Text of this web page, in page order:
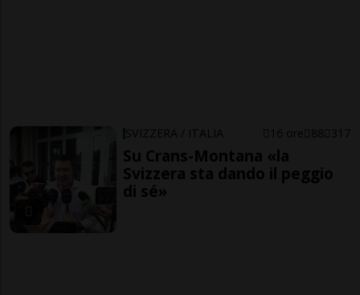
SVIZZERA / ITALIA 16 ore 88 317
Su Crans-Montana «la
Svizzera sta dando il peggio
di sé»